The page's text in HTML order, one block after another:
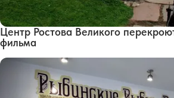
Центр Ростова Великого
фильма